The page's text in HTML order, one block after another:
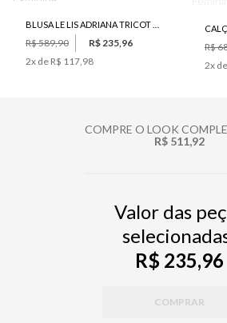
R$ 589,90
R$ 235,96
2x de R$ 117,98
R$
2x de
COMPRE O LOOK
R$ 511,92
Valor das
R$ 235,96
COMPRAR